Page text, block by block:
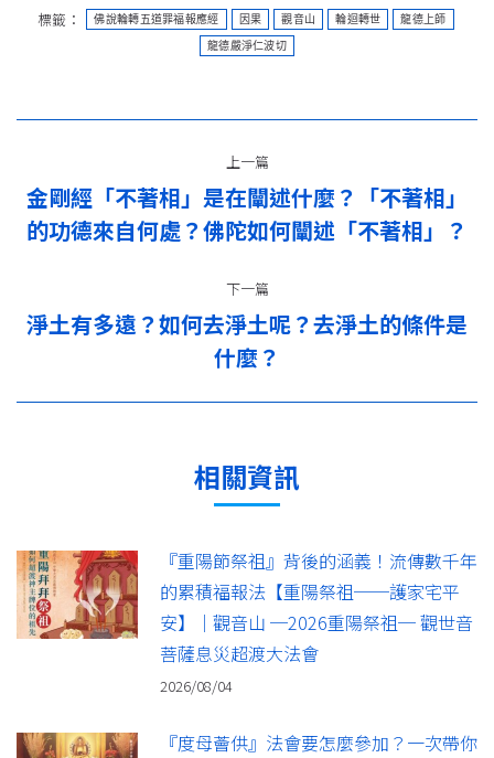
標籤：
佛說輪轉五道罪福報應經 因果 觀音山 輪迴轉世 龍德上師
龍德嚴淨仁波切
章
导
上一篇
上
一
金剛經「不著相」是在闡述什麼？「不著相」
的功德來自何處？佛陀如何闡述「不著相」？
下一篇
下
一
篇：
淨土有多遠？如何去淨土呢？去淨土的條件是
什麼？
相關資訊
『重陽節祭祖』背後的涵義！流傳數千年
的累積福報法【重陽祭祖──護家宅平
安】｜觀音山 ─2026重陽祭祖─ 觀世音
菩薩息災超渡大法會
2026/08/04
『度母薈供』法會要怎麼參加？一次帶你